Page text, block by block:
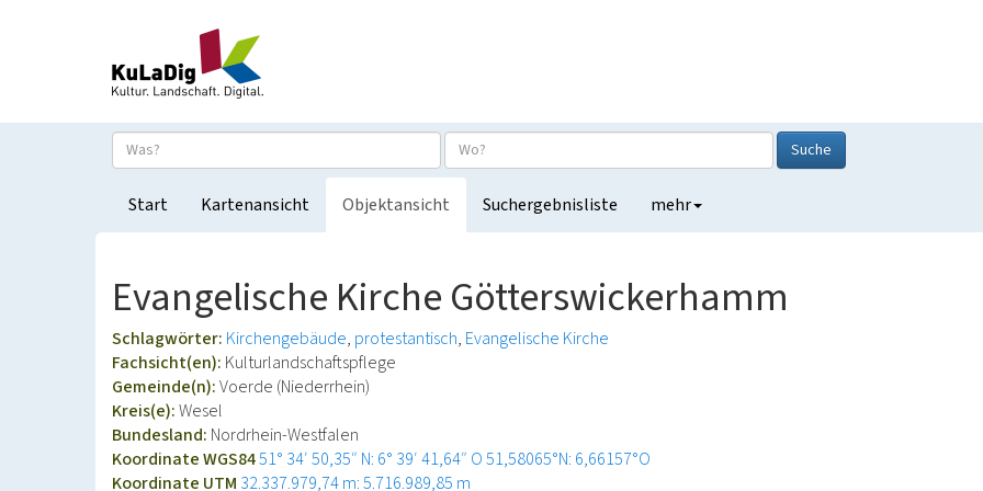
Suche
Start Kartenansicht Objektansicht Suchergebnisliste mehr
Evangelische Kirche Götterswickerhamm
Schlagwörter: Kirchengebäude protestantisch Evangelische Kirche
Fachsicht(en): Kulturlandschaftspflege
Gemeinde(n):Voerde (Niederrhein)
Kreis(e):Wesel
Bundesland: Nordrhein-Westfalen
Koordinate WGS8451° 34′ 50,35″ N: 6° 39′ 41,64″ O51,58065°N: 6,66157°O
Koordinate UTM 32.337.979,74 m: 5.716.989,85 m